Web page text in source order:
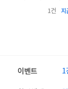
1건 지
이벤트 1